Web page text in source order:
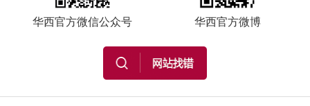
华西官方微信公众号 华西官方微博